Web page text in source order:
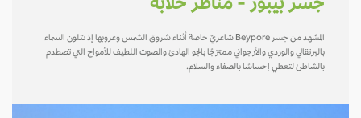
جسر بيبور - مناظر خلابة
المشهد من جسر Beypore شاعريٌ خاصة أثناء شروق الشمس وغروبها إذ تتلون السماء
بالبرتقالي والوردي والأرجواني ممتزجًا بالجو الهادئ والصوت اللطيف للأمواج التي تصطدم
بالشاطئ لتعطي إحساسًا بالصفاء والسلام.